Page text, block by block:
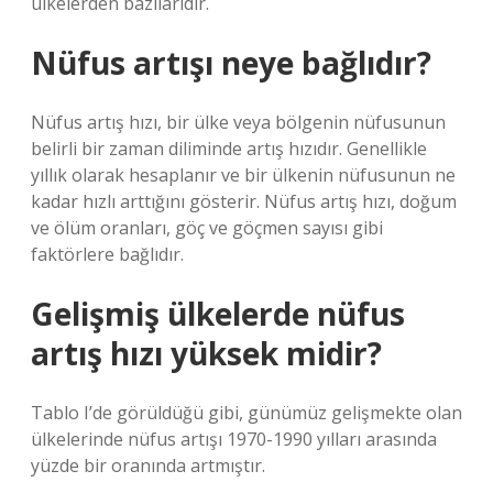
Nüfus artışı neye bağlıdır?
Nüfus artış hızı, bir ülke veya bölgenin nüfusunun
belirli bir zaman diliminde artış hızıdır. Genellikle
yıllık olarak hesaplanır ve bir ülkenin nüfusunun ne
kadar hızlı arttığını gösterir. Nüfus artış hızı, doğum
ve ölüm oranları, göç ve göçmen sayısı gibi
faktörlere bağlıdır.
Gelişmiş ülkelerde nüfus
artış hızı yüksek midir?
Tablo I’de görüldüğü gibi, günümüz gelişmekte olan
ülkelerinde nüfus artışı 1970-1990 yılları arasında
yüzde bir oranında artmıştır.